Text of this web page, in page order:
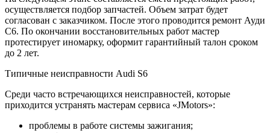
осуществляется подбор запчастей. Объем затрат будет
согласован с заказчиком. После этого проводится ремонт Ауди
С6. По окончании восстановительных работ мастер
протестирует иномарку, оформит гарантийный талон сроком
до 2 лет.
Типичные неисправности Audi S6
Среди часто встречающихся неисправностей, которые
приходится устранять мастерам сервиса «JMotors»:
проблемы в работе системы зажигания;